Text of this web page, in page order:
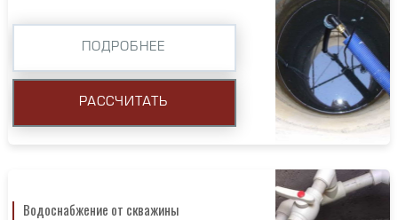
ПОДРОБНЕЕ
РАССЧИТАТЬ
Водоснабжение от скважины